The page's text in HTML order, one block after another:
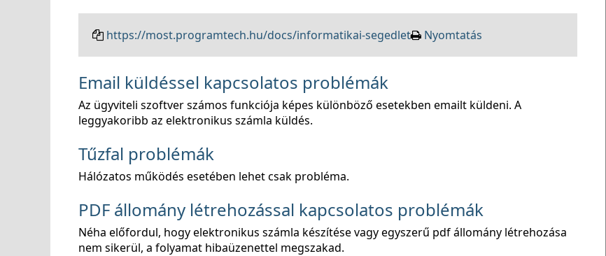
https://most.programtech.hu/docs/informatikai-segedlet Nyomtatás
Email küldéssel kapcsolatos problémák
Az ügyviteli szoftver számos funkciója képes különböző esetekben emailt küldeni. A
leggyakoribb az elektronikus számla küldés.
Tűzfal problémák
Hálózatos működés esetében lehet csak probléma.
PDF állomány létrehozással kapcsolatos problémák
Néha előfordul, hogy elektronikus számla készítése vagy egyszerű pdf állomány létrehozása
nem sikerül, a folyamat hibaüzenettel megszakad.